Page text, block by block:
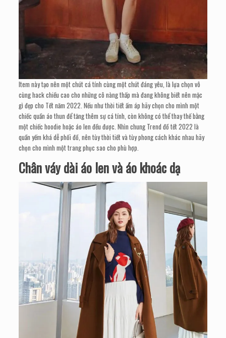
Item này tạo nên một chút cá tính cùng một chút đáng yêu, là lựa chọn vô
cùng hack chiều cao cho những cô nàng thấp mà đang không biết nên mặc
gì đẹp cho Tết năm 2022. Nếu như thời tiết ấm áp hãy chọn cho mình một
chiếc quần áo thun để tăng thêm sự cá tính, còn không có thể thay thế bằng
một chiếc hoodie hoặc áo len đều được. Nhìn chung Trend đồ tết 2022 là
quần yếm khá dễ phối đồ, nên tùy thời tiết và tùy phong cách khác nhau hãy
chọn cho mình một trang phục sao cho phù hợp.
Chân váy dài áo len và áo khoác dạ